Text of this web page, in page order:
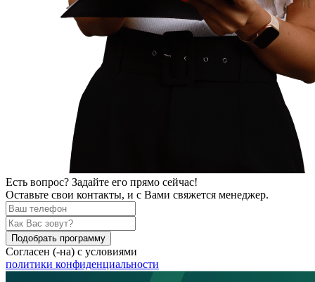
Есть вопрос? Задайте его прямо сейчас!
Оставьте свои контакты, и с Вами свяжется менеджер.
Подобрать программу
Согласен (-на) с условиями
политики конфиденциальности